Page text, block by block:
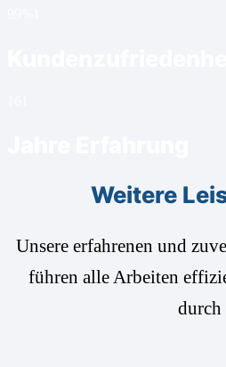
Weitere
Unsere erfahrenen und
führen alle Arbeiten
durch